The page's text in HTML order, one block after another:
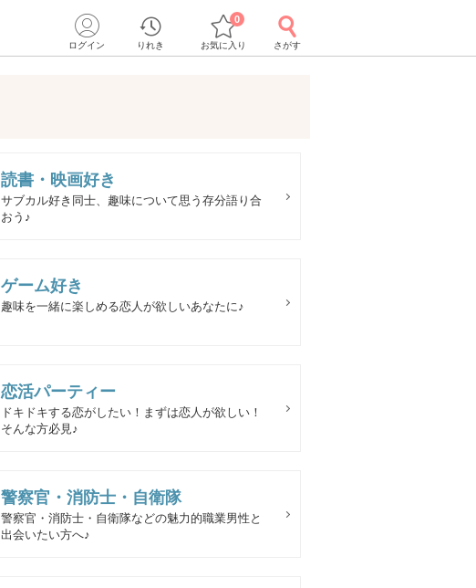
ログイン りれき お気に入り
0
さがす
読書・映画好き
サブカル好き同士、趣味について思う存分語り合
おう♪
ゲーム好き
趣味を一緒に楽しめる恋人が欲しいあなたに♪
恋活パーティー
ドキドキする恋がしたい！まずは恋人が欲しい！
そんな方必見♪
警察官・消防士・自衛隊
警察官・消防士・自衛隊などの魅力的職業男性と
出会いたい方へ♪